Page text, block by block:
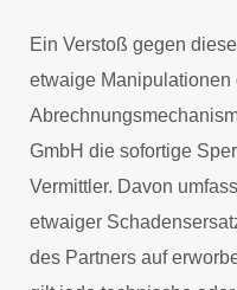
Ein Verstoß gegen
etwaige Manipulationen
GmbH die sofortige
Vermittler. Davon
etwaiger
des Partners auf